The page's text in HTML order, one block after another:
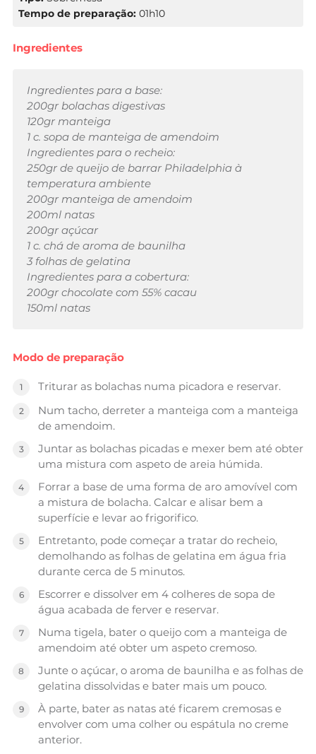
Tempo de preparação: 01h10
Ingredientes
Ingredientes para a base:
200gr bolachas digestivas
120gr manteiga
1 c. sopa de manteiga de amendoim
Ingredientes para o recheio:
250gr de queijo de barrar Philadelphia à
temperatura ambiente
200gr manteiga de amendoim
200ml natas
200gr açúcar
1 c. chá de aroma de baunilha
3 folhas de gelatina
Ingredientes para a cobertura:
200gr chocolate com 55% cacau
150ml natas
Modo de preparação
Triturar as bolachas numa picadora e reservar.
Num tacho, derreter a manteiga com a manteiga
de amendoim.
Juntar as bolachas picadas e mexer bem até obter
uma mistura com aspeto de areia húmida.
Forrar a base de uma forma de aro amovível com
a mistura de bolacha. Calcar e alisar bem a
superfície e levar ao frigorifico.
Entretanto, pode começar a tratar do recheio,
demolhando as folhas de gelatina em água fria
durante cerca de 5 minutos.
Escorrer e dissolver em 4 colheres de sopa de
água acabada de ferver e reservar.
Numa tigela, bater o queijo com a manteiga de
amendoim até obter um aspeto cremoso.
Junte o açúcar, o aroma de baunilha e as folhas de
gelatina dissolvidas e bater mais um pouco.
À parte, bater as natas até ficarem cremosas e
envolver com uma colher ou espátula no creme
anterior.